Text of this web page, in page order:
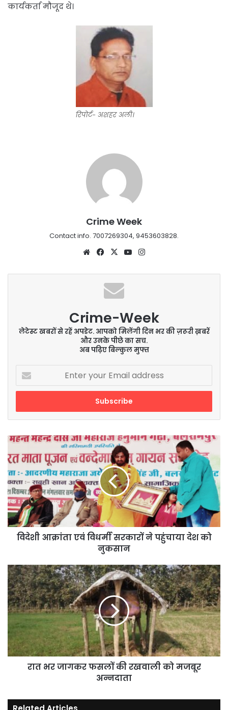
कार्यकर्ता मौजूद थे।
रिपोर्ट- अशहर अली।
Crime Week
Contact info. 7007269304, 9453603828.
WebsiteFacebook
X YouTube
Crime-Week
लेटेस्ट खबरों से रहें अपडेट. आपको मिलेंगी दिन भर की ज़रूरी ख़बरें
और उनके पीछे का सच.
अब पढ़िए बिल्कुल मुफ्त
Enter
your
Email
विदेशी
एवं
विधर्मी
सरकारों
ने
पहुंचाया
देश
को
नुकसान
विदेशी आक्रांता एवं विधर्मी सरकारों ने पहुंचाया देश को
नुकसान
रात
भर
जागकर
फसलों
की
रखवाली
को
मजबूर
अन्नदाता
रात भर जागकर फसलों की रखवाली को मजबूर
अन्नदाता